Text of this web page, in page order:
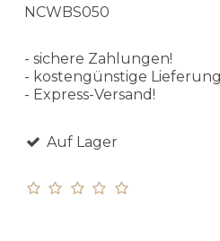
NCWBS050
- sichere Zahlungen!
- kostengünstige
- Express-Versand!
Auf Lager